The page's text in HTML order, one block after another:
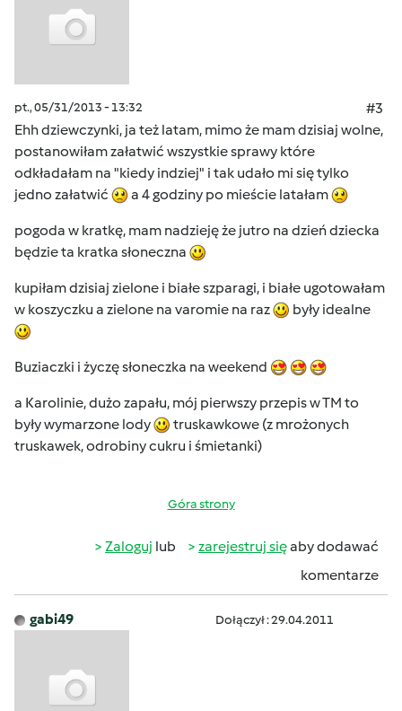
pt., 05/31/2013 - 13:32
#3
Ehh dziewczynki, ja też latam, mimo że mam dzisiaj wolne,
postanowiłam załatwić wszystkie sprawy które
odkładałam na "kiedy indziej" i tak udało mi się tylko
jedno załatwić
a 4 godziny po mieście latałam
pogoda w kratkę, mam nadzieję że jutro na dzień dziecka
będzie ta kratka słoneczna
kupiłam dzisiaj zielone i białe szparagi, i białe ugotowałam
w koszyczku a zielone na varomie na raz
były idealne
Buziaczki i życzę słoneczka na weekend
a Karolinie, dużo zapału, mój pierwszy przepis w TM to
były wymarzone lody
truskawkowe (z mrożonych
truskawek, odrobiny cukru i śmietanki)
Góra strony
Zaloguj lub zarejestruj sięaby dodawać
komentarze
gabi49 Dołączył : 29.04.2011